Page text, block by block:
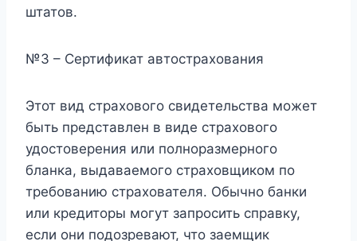
штатов.
№3 – Сертификат автострахования
Этот вид страхового свидетельства может
быть представлен в виде страхового
удостоверения или полноразмерного
бланка, выдаваемого страховщиком по
требованию страхователя. Обычно банки
или кредиторы могут запросить справку,
если они подозревают, что заемщик